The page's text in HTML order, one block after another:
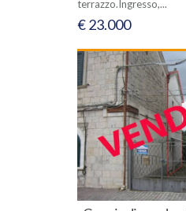
terrazzo.Ingresso,...
€ 23.000